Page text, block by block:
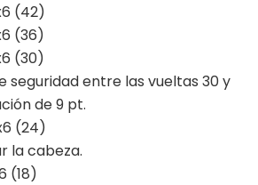
(42)
(36)
(30)
seguridad entre las vueltas 30 y
de 9 pt.
(24)
la cabeza.
(18)